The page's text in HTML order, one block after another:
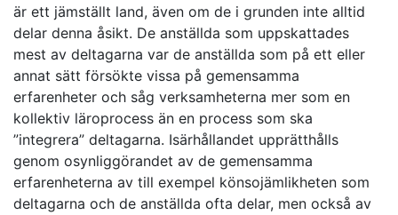
är ett jämställt land, även om de i grunden inte alltid
delar denna åsikt. De anställda som uppskattades
mest av deltagarna var de anställda som på ett eller
annat sätt försökte vissa på gemensamma
erfarenheter och såg verksamheterna mer som en
kollektiv läroprocess än en process som ska
”integrera” deltagarna. Isärhållandet upprätthålls
genom osynliggörandet av de gemensamma
erfarenheterna av till exempel könsojämlikheten som
deltagarna och de anställda ofta delar, men också av